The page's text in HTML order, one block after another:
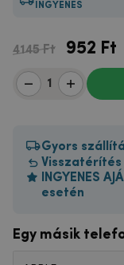
INGYENES
4145 Ft 952 Ft
Gyors
Visszatérítés
INGYENES
esetén
Egy másik